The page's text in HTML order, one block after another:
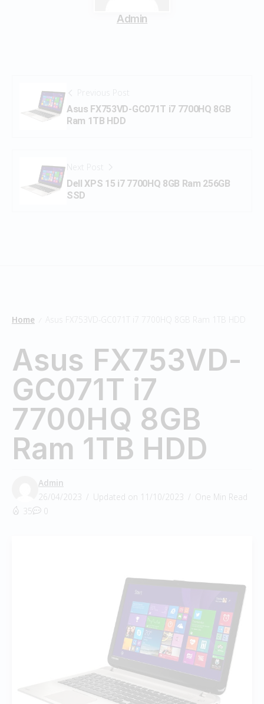
Admin
Previous Post
Asus FX753VD-GC071T i7 7700HQ 8GB
Ram 1TB HDD
Next Post
Dell XPS 15 i7 7700HQ 8GB Ram 256GB
SSD
Home Asus FX753VD-GC071T i7 7700HQ 8GB Ram 1TB HDD
Asus FX753VD-
GC071T i7
7700HQ 8GB
Ram 1TB HDD
Admin
26/04/2023
Updated on 11/10/2023
One Min Read
35
0